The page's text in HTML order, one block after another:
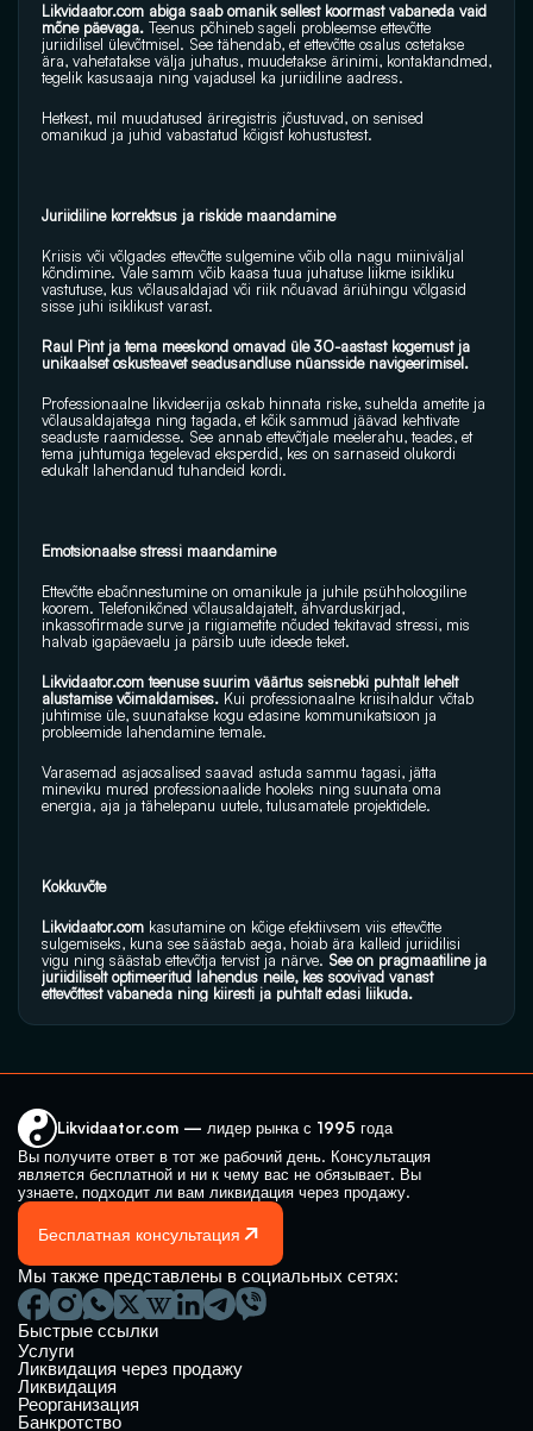
Likvidaator.com abiga saab omanik sellest koormast vabaneda vaid
mõne päevaga. Teenus põhineb sageli probleemse ettevõtte
juriidilisel ülevõtmisel. See tähendab, et ettevõtte osalus ostetakse
ära, vahetatakse välja juhatus, muudetakse ärinimi, kontaktandmed,
tegelik kasusaaja ning vajadusel ka juriidiline aadress.
Hetkest, mil muudatused äriregistris jõustuvad, on senised
omanikud ja juhid vabastatud kõigist kohustustest.
Juriidiline korrektsus ja riskide maandamine
Kriisis või võlgades ettevõtte sulgemine võib olla nagu miiniväljal
kõndimine. Vale samm võib kaasa tuua juhatuse liikme isikliku
vastutuse, kus võlausaldajad või riik nõuavad äriühingu võlgasid
sisse juhi isiklikust varast.
Raul Pint ja tema meeskond omavad üle 30-aastast kogemust ja
unikaalset oskusteavet seadusandluse nüansside navigeerimisel.
Professionaalne likvideerija oskab hinnata riske, suhelda ametite ja
võlausaldajatega ning tagada, et kõik sammud jäävad kehtivate
seaduste raamidesse. See annab ettevõtjale meelerahu, teades, et
tema juhtumiga tegelevad eksperdid, kes on sarnaseid olukordi
edukalt lahendanud tuhandeid kordi.
Emotsionaalse stressi maandamine
Ettevõtte ebaõnnestumine on omanikule ja juhile psühholoogiline
koorem. Telefonikõned võlausaldajatelt, ähvarduskirjad,
inkassofirmade surve ja riigiametite nõuded tekitavad stressi, mis
halvab igapäevaelu ja pärsib uute ideede teket.
Likvidaator.com teenuse suurim väärtus seisnebki puhtalt lehelt
alustamise võimaldamises. Kui professionaalne kriisihaldur võtab
juhtimise üle, suunatakse kogu edasine kommunikatsioon ja
probleemide lahendamine temale.
Varasemad asjaosalised saavad astuda sammu tagasi, jätta
mineviku mured professionaalide hooleks ning suunata oma
energia, aja ja tähelepanu uutele, tulusamatele projektidele.
Kokkuvõte
Likvidaator.com kasutamine on kõige efektiivsem viis ettevõtte
sulgemiseks, kuna see säästab aega, hoiab ära kalleid juriidilisi
vigu ning säästab ettevõtja tervist ja närve. See on pragmaatiline ja
juriidiliselt optimeeritud lahendus neile, kes soovivad vanast
ettevõttest vabaneda ning kiiresti ja puhtalt edasi liikuda.
Likvidaator.com — лидер рынка с 1995 года
Вы получите ответ в тот же рабочий день. Консультация
является бесплатной и ни к чему вас не обязывает. Вы
узнаете, подходит ли вам ликвидация через продажу.
Бесплатная консультация
Мы также представлены в социальных сетях:
Быстрые ссылки
Услуги
Ликвидация через продажу
Ликвидация
Реорганизация
Банкротство